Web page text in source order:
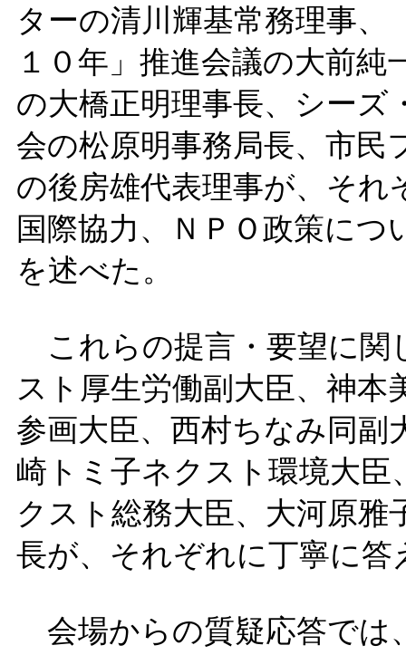
ターの清川輝基常務理事
１０年」推進会議の大前
の大橋正明理事長、シーズ
会の松原明事務局長、市民
の後房雄代表理事が、それ
国際協力、ＮＰＯ政策に
を述べた。
これらの提言・要望に関
スト厚生労働副大臣、神
参画大臣、西村ちなみ同副
崎トミ子ネクスト環境大臣
クスト総務大臣、大河原雅
長が、それぞれに丁寧に答
会場からの質疑応答では